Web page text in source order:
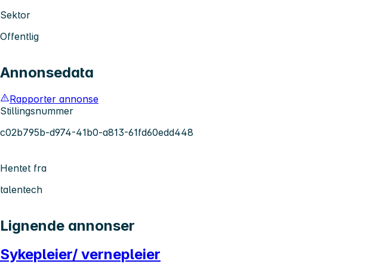
Sektor
Offentlig
Annonsedata
Rapporter annonse
Stillingsnummer
c02b795b-d974-41b0-a813-61fd60edd448
Hentet fra
talentech
Lignende annonser
Sykepleier/ vernepleier